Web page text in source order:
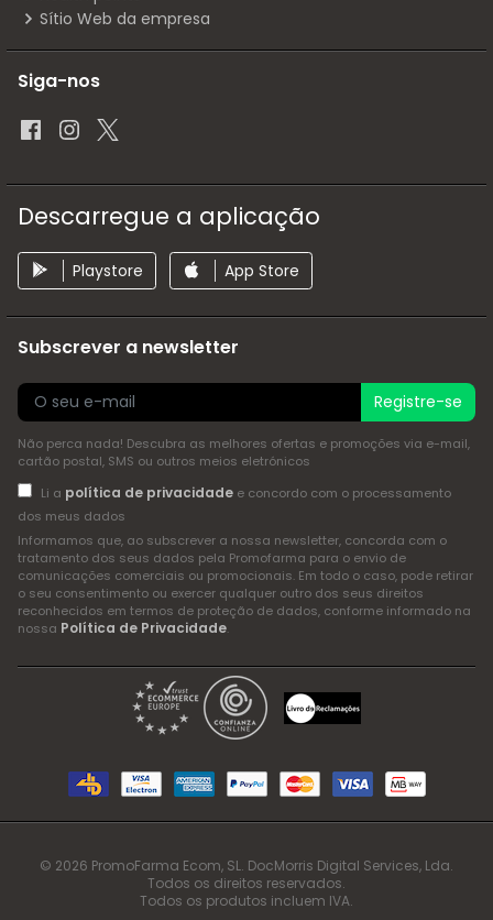
Sítio Web da empresa
Siga-nos
Descarregue a aplicação
Playstore App Store
Subscrever a newsletter
Registre-se
Não perca nada! Descubra as melhores ofertas e promoções via e-mail,
cartão postal, SMS ou outros meios eletrónicos
Li a política de privacidadee concordo com o processamento
dos meus dados
Informamos que, ao subscrever a nossa newsletter, concorda com o
tratamento dos seus dados pela Promofarma para o envio de
comunicações comerciais ou promocionais. Em todo o caso, pode retirar
o seu consentimento ou exercer qualquer outro dos seus direitos
reconhecidos em termos de proteção de dados, conforme informado na
nossa Política de Privacidade.
© 2026 PromoFarma Ecom, SL. DocMorris Digital Services, Lda.
Todos os direitos reservados.
Todos os produtos incluem IVA.